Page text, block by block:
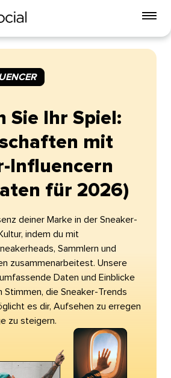
Sie Ihr Spiel:
mit
Influencern
für 2026)​​
deiner Marke in der Sneaker-
indem du mit
Sammlern und
zusammenarbeitest. Unsere
Daten und Einblicke
Stimmen, die Sneaker-Trends
es dir, Aufsehen zu erregen
zu steigern.​​